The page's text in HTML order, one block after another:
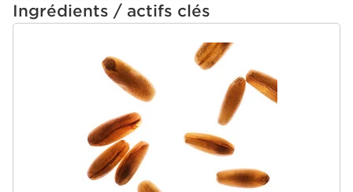
Ingrédients / actifs clés